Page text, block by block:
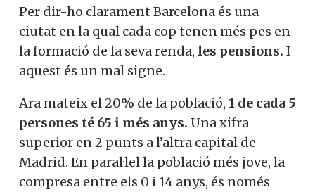
Per dir-ho clarament Barcelona és una
ciutat en la qual cada cop tenen més pes en
la formació de la seva renda, les pensions. I
aquest és un mal signe.
Ara mateix el 20% de la població, 1 de cada 5
persones té 65 i més anys. Una xifra
superior en 2 punts a l’altra capital de
Madrid. En paral·lel la població més jove, la
compresa entre els 0 i 14 anys, és només